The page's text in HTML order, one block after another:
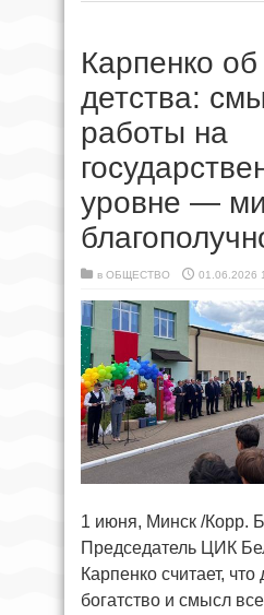
Карпенко
детства:
работы на
уровне —
в ОБЩЕСТВО 01.06.2026
1 июня, Минск /Корр.
Председатель ЦИК
Карпенко считает,
богатство и смысл